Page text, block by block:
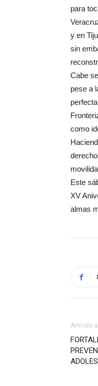
para
y en
sin
Cabe
pese a
como
Este
XV
almas
Artículo